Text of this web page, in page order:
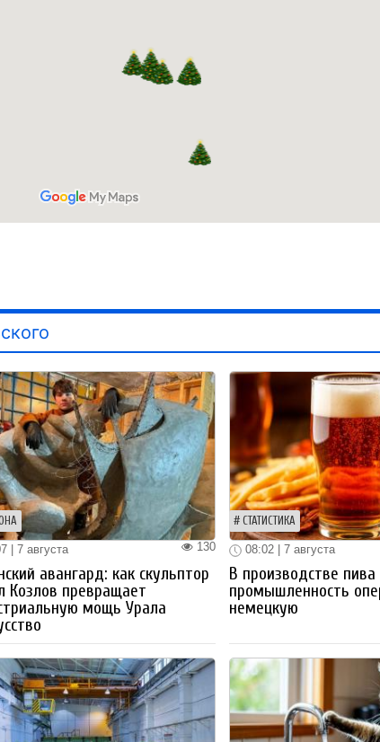
130
| 7 августа
авангард: как скульптор
Козлов превращает
мощь Урала
СТАТИСТИКА
08:02 | 7 августа
В производстве пива
промышленность
немецкую